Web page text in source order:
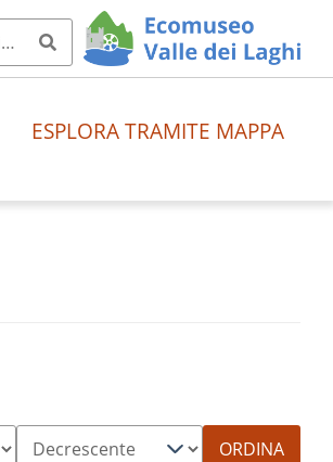
ESPLORA TRAMITE MAPPA
ORDINA